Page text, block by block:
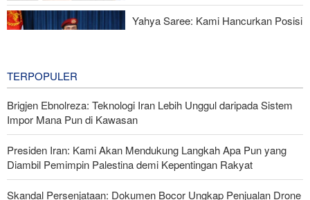
Yahya Saree: Kami Hancurkan Posisi
TERPOPULER
Brigjen Ebnolreza: Teknologi Iran Lebih Unggul daripada Sistem
Impor Mana Pun di Kawasan
Presiden Iran: Kami Akan Mendukung Langkah Apa Pun yang
Diambil Pemimpin Palestina demi Kepentingan Rakyat
Skandal Persenjataan: Dokumen Bocor Ungkap Penjualan Drone